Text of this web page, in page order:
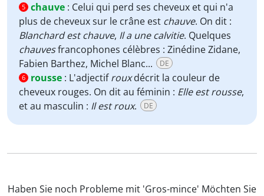
5 chauve : Celui qui perd ses cheveux et qui n'a
plus de cheveux sur le crâne est chauve. On dit :
Blanchard est chauve, Il a une calvitie. Quelques
chauvesfrancophones célèbres : Zinédine Zidane,
Fabien Barthez, Michel Blanc...
DE
6 rousse : L'adjectifrouxdécrit la couleur de
cheveux rouges. On dit au féminin : Elle est rousse,
et au masculin : Il est roux. DE
Haben Sie noch Probleme mit 'Gros-mince' Möchten Sie